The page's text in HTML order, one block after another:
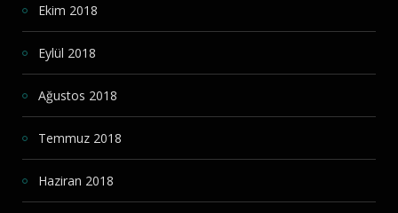
Ekim 2018
Eylül 2018
Ağustos 2018
Temmuz 2018
Haziran 2018